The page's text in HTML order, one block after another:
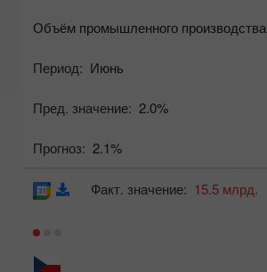
Объём промышленного производства
Период: Июнь
Пред. значение: 2.0%
Прогноз: 2.1%
Факт. значение: 15.5 млрд.